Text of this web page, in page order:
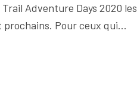
Adventure Days 2020 les
Pour ceux qui...